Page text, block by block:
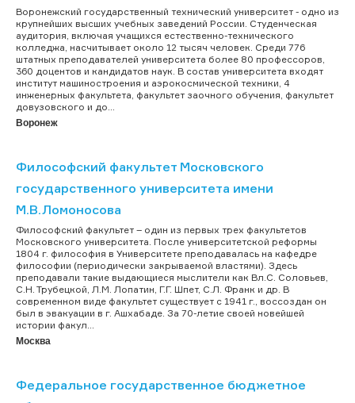
Воронежский государственный технический университет - одно из
крупнейших высших учебных заведений России. Студенческая
аудитория, включая учащихся естественно-технического
колледжа, насчитывает около 12 тысяч человек. Среди 776
штатных преподавателей университета более 80 профессоров,
360 доцентов и кандидатов наук. В состав университета входят
институт машиностроения и аэрокосмической техники, 4
инженерных факультета, факультет заочного обучения, факультет
довузовского и до...
Воронеж
Философский факультет Московского
государственного университета имени
М.В.Ломоносова
Философский факультет – один из первых трех факультетов
Московского университета. После университетской реформы
1804 г. философия в Университете преподавалась на кафедре
философии (периодически закрываемой властями). Здесь
преподавали такие выдающиеся мыслители как Вл.С. Соловьев,
С.Н. Трубецкой, Л.М. Лопатин, Г.Г. Шпет, С.Л. Франк и др. В
современном виде факультет существует с 1941 г., воссоздан он
был в эвакуации в г. Ашхабаде. За 70-летие своей новейшей
истории факул...
Москва
Федеральное государственное бюджетное